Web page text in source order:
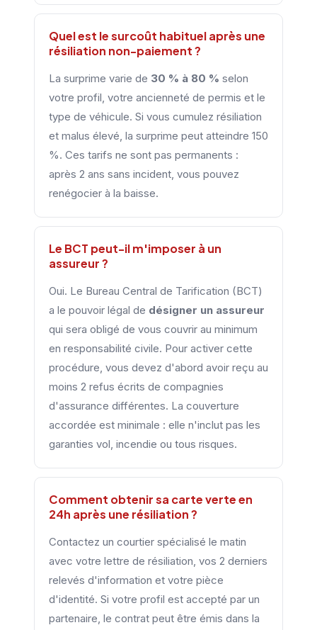
Quel est le surcoût habituel après une
résiliation non-paiement ?
La surprime varie de 30 % à 80 % selon
votre profil, votre ancienneté de permis et le
type de véhicule. Si vous cumulez résiliation
et malus élevé, la surprime peut atteindre 150
%. Ces tarifs ne sont pas permanents :
après 2 ans sans incident, vous pouvez
renégocier à la baisse.
Le BCT peut-il m'imposer à un
assureur ?
Oui. Le Bureau Central de Tarification (BCT)
a le pouvoir légal de désigner un assureur
qui sera obligé de vous couvrir au minimum
en responsabilité civile. Pour activer cette
procédure, vous devez d'abord avoir reçu au
moins 2 refus écrits de compagnies
d'assurance différentes. La couverture
accordée est minimale : elle n'inclut pas les
garanties vol, incendie ou tous risques.
Comment obtenir sa carte verte en
24h après une résiliation ?
Contactez un courtier spécialisé le matin
avec votre lettre de résiliation, vos 2 derniers
relevés d'information et votre pièce
d'identité. Si votre profil est accepté par un
partenaire, le contrat peut être émis dans la